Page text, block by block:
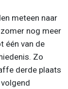
meteen naar
nog meer
één van de
Zo
derde plaats